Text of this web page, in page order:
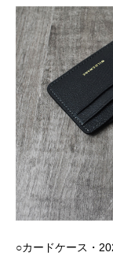
○カードケース・